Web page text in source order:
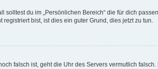
du im „Persönlichen Bereich“ die für dich
bist, ist dies ein guter Grund, dies jetzt zu tun.
falsch ist, geht die Uhr des Servers vermutlich